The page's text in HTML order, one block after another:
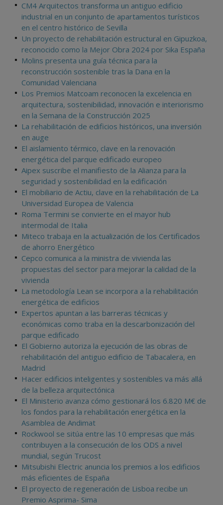
CM4 Arquitectos transforma un antiguo edificio
industrial en un conjunto de apartamentos turísticos
en el centro histórico de Sevilla
Un proyecto de rehabilitación estructural en Gipuzkoa,
reconocido como la Mejor Obra 2024 por Sika España
Molins presenta una guía técnica para la
reconstrucción sostenible tras la Dana en la
Comunidad Valenciana
Los Premios Matcoam reconocen la excelencia en
arquitectura, sostenibilidad, innovación e interiorismo
en la Semana de la Construcción 2025
La rehabilitación de edificios históricos, una inversión
en auge
El aislamiento térmico, clave en la renovación
energética del parque edificado europeo
Aipex suscribe el manifiesto de la Alianza para la
seguridad y sostenibilidad en la edificación
El mobiliario de Actiu, clave en la rehabilitación de La
Universidad Europea de Valencia
Roma Termini se convierte en el mayor hub
intermodal de Italia
Miteco trabaja en la actualización de los Certificados
de ahorro Energético
Cepco comunica a la ministra de vivienda las
propuestas del sector para mejorar la calidad de la
vivienda
La metodología Lean se incorpora a la rehabilitación
energética de edificios
Expertos apuntan a las barreras técnicas y
económicas como traba en la descarbonización del
parque edificado
El Gobierno autoriza la ejecución de las obras de
rehabilitación del antiguo edificio de Tabacalera, en
Madrid
Hacer edificios inteligentes y sostenibles va más allá
de la belleza arquitectónica
El Ministerio avanza cómo gestionará los 6.820 M€ de
los fondos para la rehabilitación energética en la
Asamblea de Andimat
Rockwool se sitúa entre las 10 empresas que más
contribuyen a la consecución de los ODS a nivel
mundial, según Trucost
Mitsubishi Electric anuncia los premios a los edificios
más eficientes de España
El proyecto de regeneración de Lisboa recibe un
Premio Asprima- Sima